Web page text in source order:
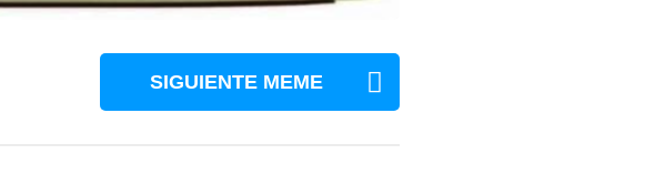
SIGUIENTE MEME